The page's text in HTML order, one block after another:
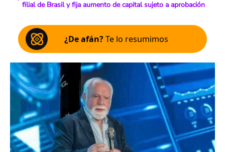
filial de Brasil y fija aumento de capital sujeto a aprobación
¿De afán?Te lo resumimos